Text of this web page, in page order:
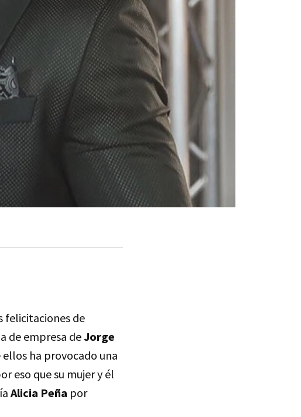
felicitaciones de
de empresa deJorge
ha provocado una
eso que su mujer y él
Alicia Peña por